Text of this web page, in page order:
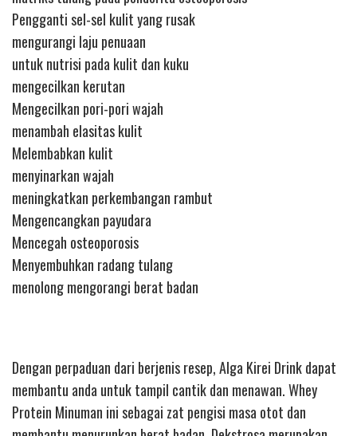
Pengganti sel-sel kulit yang rusak
mengurangi laju penuaan
untuk nutrisi pada kulit dan kuku
mengecilkan kerutan
Mengecilkan pori-pori wajah
menambah elasitas kulit
Melembabkan kulit
menyinarkan wajah
meningkatkan perkembangan rambut
Mengencangkan payudara
Mencegah osteoporosis
Menyembuhkan radang tulang
menolong mengorangi berat badan
Dengan perpaduan dari berjenis resep, Alga Kirei Drink dapat
membantu anda untuk tampil cantik dan menawan. Whey
Protein Minuman ini sebagai zat pengisi masa otot dan